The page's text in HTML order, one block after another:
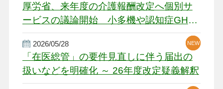
厚労省、来年度の介護報酬改定へ個別サ
ービスの議論開始 小多機や認知症GH、
厳しい経営環境に危機感
2026/05/28
「在医総管」の要件見直しに伴う届出の
扱いなどを明確化 ～ 26年度改定疑義解釈
NEW
NEW